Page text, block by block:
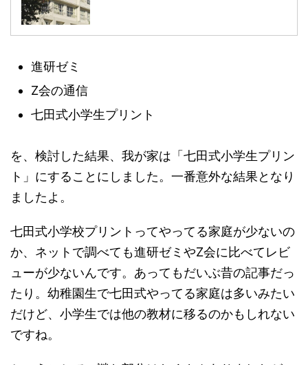
進研ゼミ
Z会の通信
七田式小学生プリント
を、検討した結果、我が家は「七田式小学生プリン
ト」にすることにしました。一番意外な結果となり
ましたよ。
七田式小学校プリントってやってる家庭が少ないの
か、ネットで調べても進研ゼミやZ会に比べてレビ
ューが少ないんです。あってもだいぶ昔の記事だっ
たり。幼稚園生で七田式やってる家庭は多いみたい
だけど、小学生では他の教材に移るのかもしれない
ですね。